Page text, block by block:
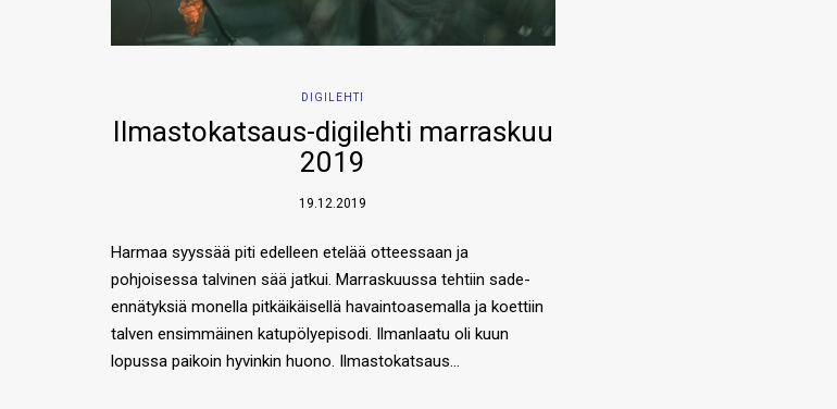
DIGILEHTI
Ilmastokatsaus-digilehti marraskuu
2019
19.12.2019
Harmaa syyssää piti edelleen etelää otteessaan ja
pohjoisessa talvinen sää jatkui. Marraskuussa tehtiin sade-
ennätyksiä monella pitkäikäisellä havaintoasemalla ja koettiin
talven ensimmäinen katupölyepisodi. Ilmanlaatu oli kuun
lopussa paikoin hyvinkin huono. Ilmastokatsaus…